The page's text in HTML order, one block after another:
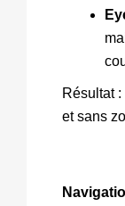
Résultat
et sans